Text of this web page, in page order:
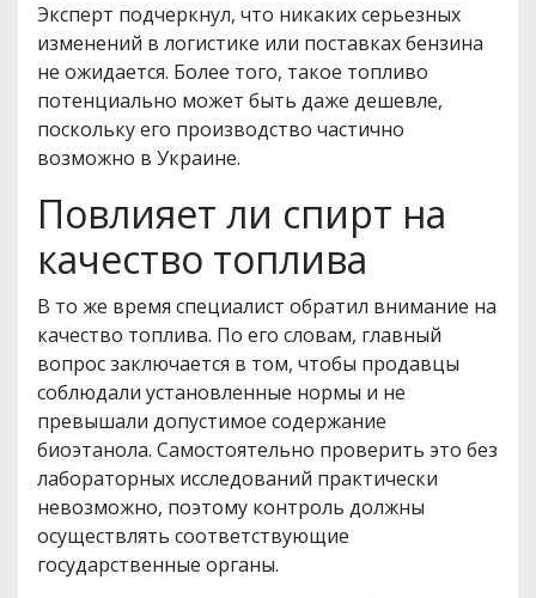
Эксперт подчеркнул, что никаких серьезных
изменений в логистике или поставках бензина
не ожидается. Более того, такое топливо
потенциально может быть даже дешевле,
поскольку его производство частично
возможно в Украине.
Повлияет ли спирт на
качество топлива
В то же время специалист обратил внимание на
качество топлива. По его словам, главный
вопрос заключается в том, чтобы продавцы
соблюдали установленные нормы и не
превышали допустимое содержание
биоэтанола. Самостоятельно проверить это без
лабораторных исследований практически
невозможно, поэтому контроль должны
осуществлять соответствующие
государственные органы.